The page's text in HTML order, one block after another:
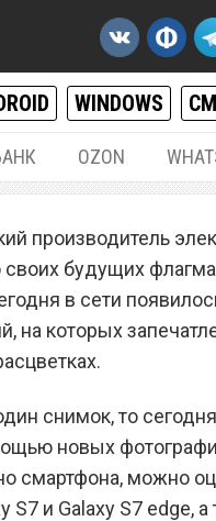
WINDOWS
OZON
Galaxy
всех
производитель
будущих
в сети
на которых
снимок, то
новых
смартфона, можно
и Galaxy S7 edge, а